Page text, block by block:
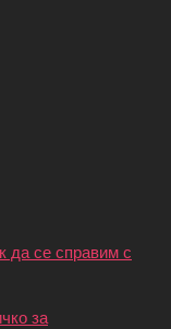
да се справим с
за